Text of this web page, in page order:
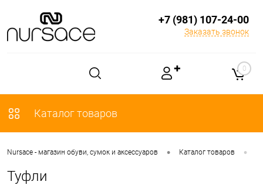
+7 (981) 107-24-00
Заказать звонок
✚ 0
Каталог товаров
Nursace - магазин обуви, сумок и аксессуаров • Каталог товаров •
Туфли